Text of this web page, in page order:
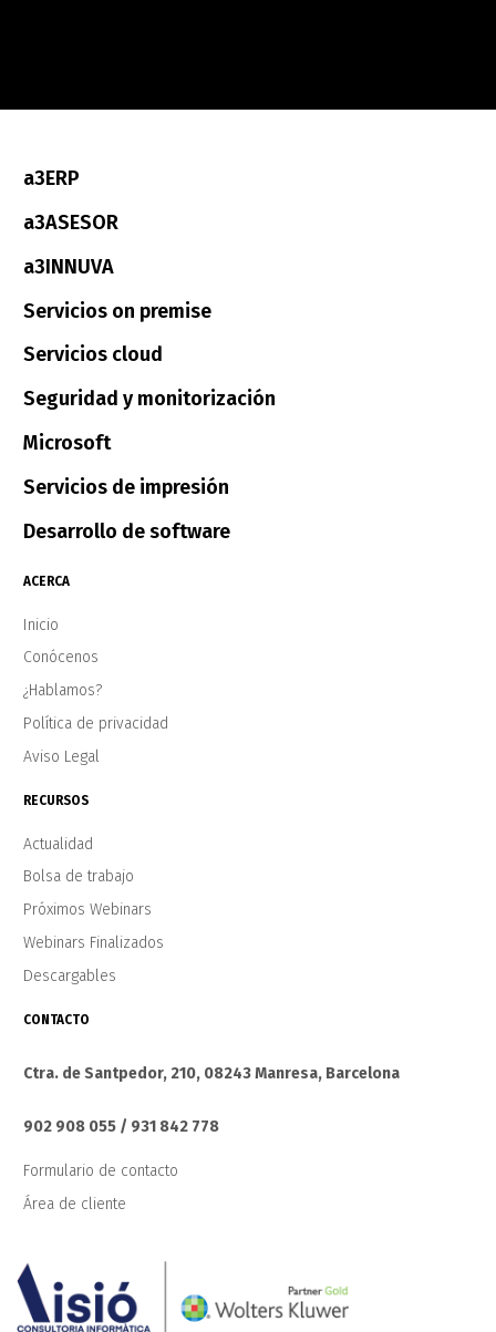
a3ERP
a3ASESOR
a3INNUVA
Servicios on premise
Servicios cloud
Seguridad y monitorización
Microsoft
Servicios de impresión
Desarrollo de software
ACERCA
Inicio
Conócenos
¿Hablamos?
Política de privacidad
Aviso Legal
RECURSOS
Actualidad
Bolsa de trabajo
Próximos Webinars
Webinars Finalizados
Descargables
CONTACTO
Ctra. de Santpedor, 210, 08243 Manresa, Barcelona
902 908 055 / 931 842 778
Formulario de contacto
Área de cliente